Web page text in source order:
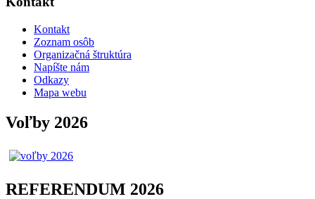
Kontakt
Zoznam osôb
Organizačná štruktúra
Napíšte nám
Odkazy
Mapa webu
Voľby 2026
REFERENDUM 2026